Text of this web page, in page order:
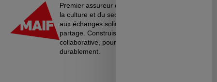
Premier assureur du monde de l’éducation, de
la culture et du secteur associatif, La MAIF croit
aux échanges solidaires, à l’entraide et au
partage. Construisons une société plus
collaborative, pour vivre ensemble…
durablement.